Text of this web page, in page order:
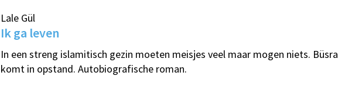
Lale Gül
Ik ga leven
In een streng islamitisch gezin moeten meisjes veel maar mogen niets. Büsra
komt in opstand. Autobiografische roman.